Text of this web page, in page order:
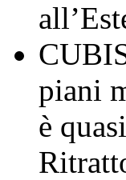
piani
è